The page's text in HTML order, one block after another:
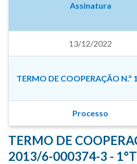
Assinatura
13/12/2022
TERMO DE COOPERAÇÃO N.º
Processo
TERMO DE
2013/6-000374-3 -